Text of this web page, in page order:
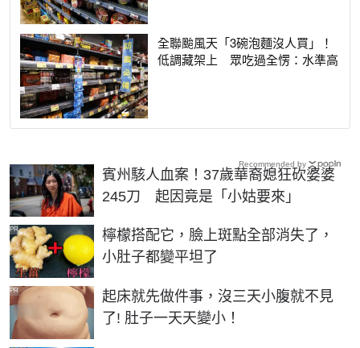
全聯颱風天「3碗泡麵沒人買」！
低調藏架上 眾吃過全愣：水準高
賓州駭人血案！37歲華裔媳狂砍婆婆
245刀 起因竟是「小姑要來」
檸檬搭配它，臉上斑點全部消失了，
小肚子都變平坦了
PR
起床就先做件事，沒三天小腹就不見
了! 肚子一天天變小！
PR
Recommended by